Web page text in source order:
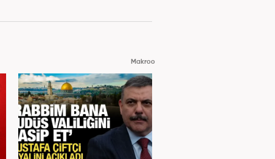
Makroo